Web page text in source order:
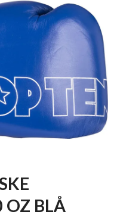
OZ BLÅ